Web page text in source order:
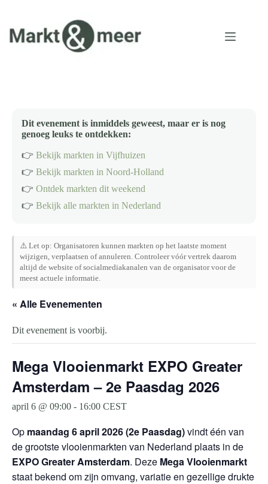
inhoud
Dit evenement is inmiddels geweest, maar er is nog
genoeg leuks te ontdekken:
👉 Bekijk markten in Vijfhuizen
👉 Bekijk markten in Noord-Holland
👉 Ontdek markten dit weekend
👉 Bekijk alle markten in Nederland
⚠️ Let op: Organisatoren kunnen markten op het laatste moment
wijzigen, verplaatsen of annuleren. Controleer vóór vertrek daarom
altijd de website of socialmediakanalen van de organisator voor de
meest actuele informatie.
« Alle Evenementen
Dit evenement is voorbij.
Mega Vlooienmarkt EXPO Greater
Amsterdam – 2e Paasdag 2026
april 6 @ 09:00 - 16:00 CEST
Op maandag 6 april 2026 (2e Paasdag)vindt één van
de grootste vlooienmarkten van Nederland plaats in de
EXPO Greater Amsterdam. Deze Mega Vlooienmarkt
staat bekend om zijn omvang, variatie en gezellige drukte